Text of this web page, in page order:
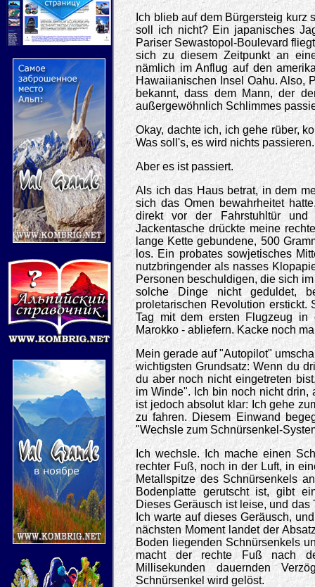
Ich blieb auf dem Bürgersteig kurz
soll ich nicht? Ein japanisches
Pariser Sewastopol-Boulevard
sich zu diesem Zeitpunkt an
nämlich im Anflug auf den
Hawaiianischen Insel Oahu. Also,
bekannt, dass dem Mann, der
außergewöhnlich Schlimmes
Okay, dachte ich, ich gehe rüber,
Was soll's, es wird nichts passieren.
Aber es ist passiert.
Als ich das Haus betrat, in dem
sich das Omen bewahrheitet
direkt vor der Fahrstuhltür
Jackentasche drückte meine
lange Kette gebundene, 500
los. Ein probates sowjetisches
nutzbringender als nasses
Personen beschuldigen, die sich
solche Dinge nicht geduldet,
proletarischen Revolution
Tag mit dem ersten Flugzeug
Marokko - abliefern. Kacke noch
Mein gerade auf "Autopilot"
wichtigsten Grundsatz: Wenn du
du aber noch nicht eingetreten
im Winde". Ich bin noch nicht
ist jedoch absolut klar: Ich gehe
zu fahren. Diesem Einwand
"Wechsle zum Schnürsenkel-
Ich wechsle. Ich mache einen
rechter Fuß, noch in der Luft, in
Metallspitze des Schnürsenkels
Bodenplatte gerutscht ist, gibt
Dieses Geräusch ist leise, und
Ich warte auf dieses Geräusch,
nächsten Moment landet der
Boden liegenden Schnürsenkels
macht der rechte Fuß nach
Millisekunden dauernden
Schnürsenkel wird gelöst.